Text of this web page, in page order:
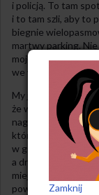
i policją. To tam
i to tam szli, aby to
biegnie
martwy parking.
mojego miasta –
we władanie
My jednak nie
że wspólne
nagle stało się
którzy odczuli,
w głowę. W obronie
a drzew w Ogrodzie
miejsc nie stało
powszechny ludzki
Zamknij